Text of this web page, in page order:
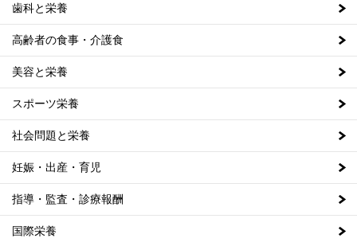
歯科と栄養
高齢者の食事・介護食
美容と栄養
スポーツ栄養
社会問題と栄養
妊娠・出産・育児
指導・監査・診療報酬
国際栄養